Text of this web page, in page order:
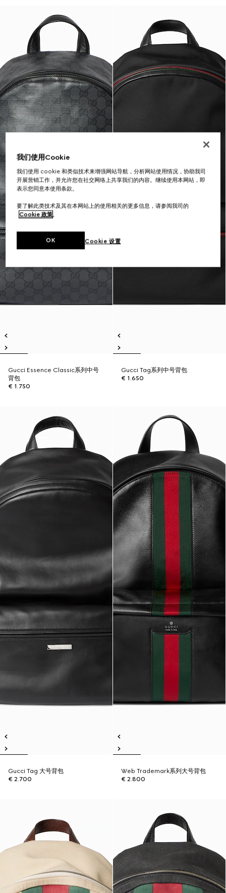
Gucci Essence Classic系列中号
背包
€ 1.750
Gucci Tag系列中号背包
€ 1.650
Gucci Tag 大号背包
€ 2.700
Web Trademark系列大号背包
€ 2.800
我们使用Cookie
我们使用 cookie 和类似技术来增强网站导航，分析网站使用情况，协助我司
开展营销工作，并允许您在社交网络上共享我们的内容。继续使用本网站，即
表示您同意本使用条款。
要了解此类技术及其在本网站上的使用相关的更多信息，请参阅我司的
Cookie 政策。
Cookie 设置
OK